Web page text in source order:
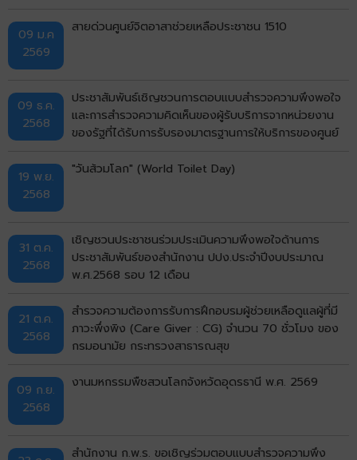
09 ม.ค
2569
สายด่วนศูนย์จิตอาสาช่วยเหลือประชาชน 1510
09 ธ.ค.
2568
ประชาสัมพันธ์เชิญชวนการตอบแบบสำรวจความพึงพอใจ
และการสำรวจความคิดเห็นของผู้รับบริการจากหน่วยงาน
ของรัฐที่ได้รับการรับรองมาตรฐานการให้บริการของศูนย์
19 พ.ย.
2568
"วันส้วมโลก" (World Toilet Day)
31 ต.ค.
2568
เชิญชวนประชาชนร่วมประเมินความพึงพอใจด้านการ
ประชาสัมพันธ์ของสำนักงาน ปปง.ประจำปีงบประมาณ
พ.ศ.2568 รอบ 12 เดือน
21 ต.ค.
2568
สำรวจความต้องการรับการฝึกอบรมผู้ช่วยเหลือดูแลผู้ที่มี
ภาวะพึ่งพิง (Care Giver : CG) จำนวน 70 ชั่วโมง ของ
กรมอนามัย กระทรวงสาธารณสุข
09 ก.ย.
2568
งานมหกรรมพืชสวนโลกจังหวัดอุดรธานี พ.ศ. 2569
สำนักงาน ก.พ.ร. ขอเชิญร่วมตอบแบบสำรวจความพึง